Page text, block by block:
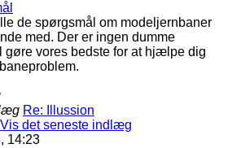
de spørgsmål om modeljernbaner
med. Der er ingen dumme
gøre vores bedste for at hjælpe dig
Re: Illussion
Vis det seneste indlæg
14:23